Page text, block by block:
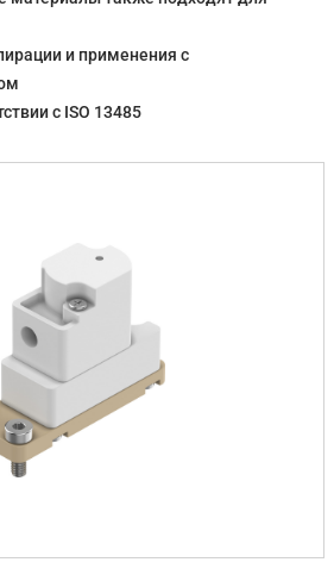
и применения с
с ISO 13485